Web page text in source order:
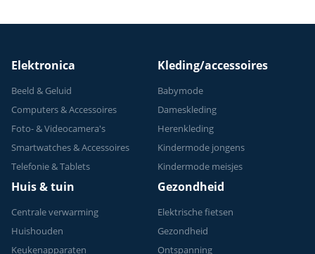
Elektronica
Beeld & Geluid
Computers & Accessoires
Foto- & Videocamera's
Smartwatches & Accessoires
Telefonie & Tablets
Kleding/accessoires
Babymode
Dameskleding
Herenkleding
Kindermode jongens
Kindermode meisjes
Huis & tuin
Centrale verwarming
Huishouden
Keukenapparaten
Gezondheid
Elektrische fietsen
Gezondheid
Ontspanning